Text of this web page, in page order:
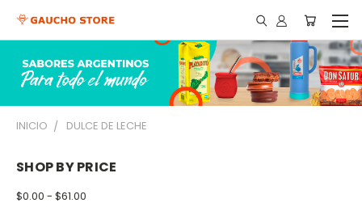
INICIO DULCE DE LECHE
SHOP BY PRICE
$0.00 - $61.00